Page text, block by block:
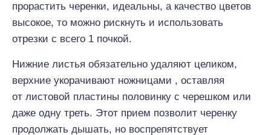
прорастить черенки, идеальны, а качество цветов
высокое, то можно рискнуть и использовать
отрезки с всего 1 почкой.
Нижние листья обязательно удаляют целиком,
верхние укорачивают ножницами , оставляя
от листовой пластины половинку с черешком или
даже одну треть. Этот прием позволит черенку
продолжать дышать, но воспрепятствует